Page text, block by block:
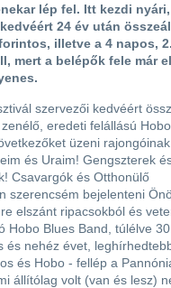
lép fel. Itt kezdi
24 év után
illetve a 4 napos,
mert a belépők fele már
szervezői kedvéért
eredeti felállású
üzeni
és Uraim! Gengszterek
Csavargók és Otthonülő
szerencsém bejelenteni
elszánt ripacsokból és
Hobo Blues Band, túlélve 30
és nehéz évet,
és Hobo - fellép a
állítólag volt (van és lesz)